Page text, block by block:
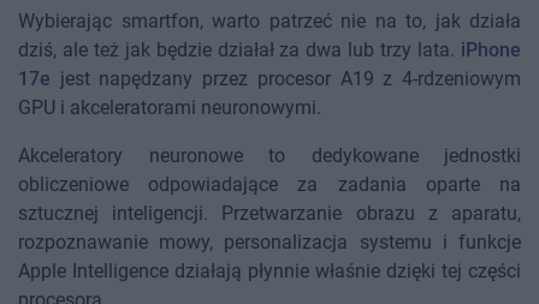
Wybierając smartfon, warto patrzeć nie na to, jak działa
dziś, ale też jak będzie działał za dwa lub trzy lata. iPhone
17e jest napędzany przez procesor A19 z 4-rdzeniowym
GPU i akceleratorami neuronowymi.
Akceleratory neuronowe to dedykowane jednostki
obliczeniowe odpowiadające za zadania oparte na
sztucznej inteligencji. Przetwarzanie obrazu z aparatu,
rozpoznawanie mowy, personalizacja systemu i funkcje
Apple Intelligence działają płynnie właśnie dzięki tej części